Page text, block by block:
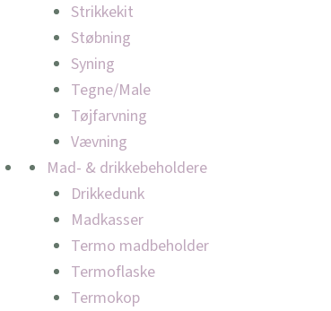
Strikkekit
Støbning
Syning
Tegne/Male
Tøjfarvning
Vævning
Mad- & drikkebeholdere
Drikkedunk
Madkasser
Termo madbeholder
Termoflaske
Termokop